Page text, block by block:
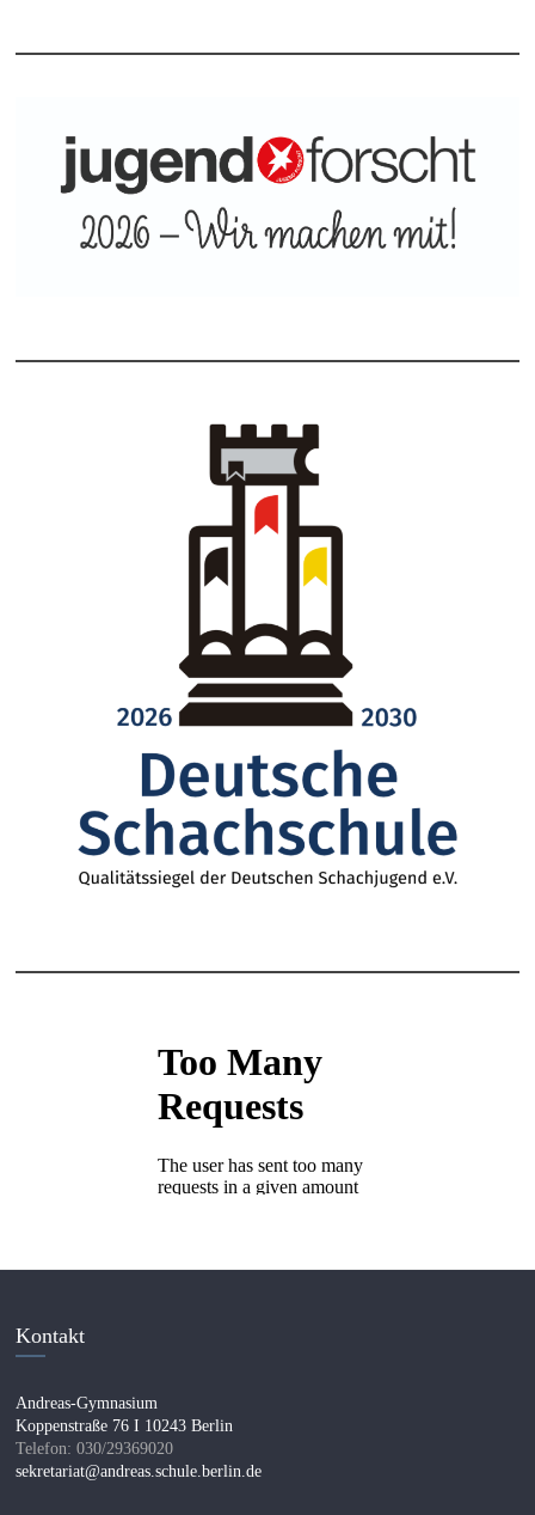
Kontakt
Andreas-Gymnasium
Koppenstraße 76 I 10243 Berlin
Telefon: 030/29369020
sekretariat@andreas.schule.berlin.de